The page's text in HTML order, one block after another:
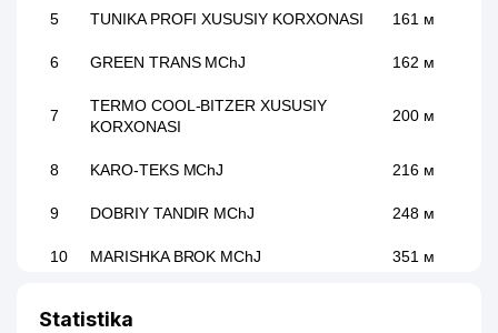
5 TUNIKA PROFI XUSUSIY KORXONASI 161 м
6 GREEN TRANS MChJ 162 м
7
TERMO COOL-BITZER XUSUSIY
KORXONASI
200 м
8 KARO-TEKS MChJ 216 м
9 DOBRIY TANDIR MChJ 248 м
10 MARISHKA BROK MChJ 351 м
11
MChJ
Statistika